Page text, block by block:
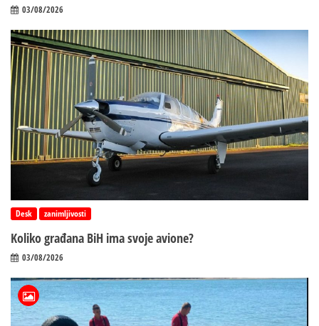
03/08/2026
Desk zanimljivosti
Koliko građana BiH ima svoje avione?
03/08/2026